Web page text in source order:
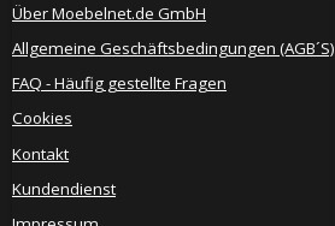
Über Moebelnet.de GmbH
Allgemeine Geschäftsbedingungen (AGB´S)
FAQ - Häufig gestellte Fragen
Cookies
Kontakt
Kundendienst